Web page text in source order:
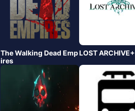
The Walking Dead Emp
ires
LOST ARCHIVE+